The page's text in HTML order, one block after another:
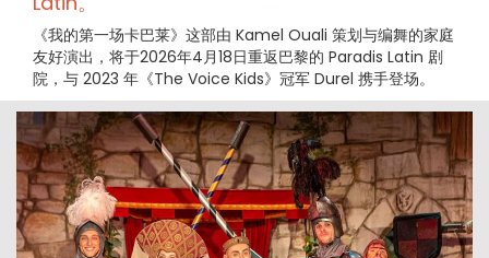
《我的第一场卡巴莱》这部由 Kamel Ouali 策划与编舞的家庭
友好演出，将于2026年4月18日重返巴黎的 Paradis Latin 剧
院，与 2023 年《The Voice Kids》冠军 Durel 携手登场。